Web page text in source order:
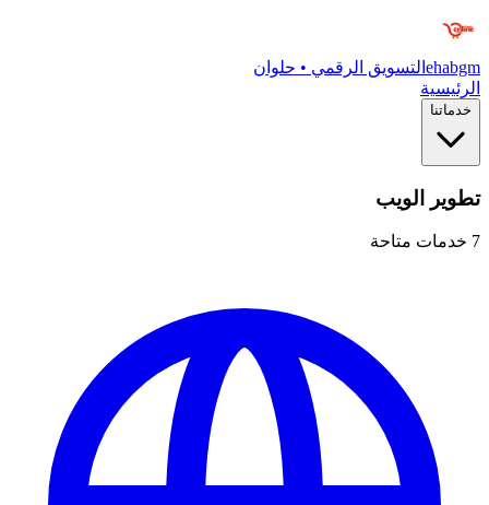
ehabgm التسويق الرقمي • حلوان
الرئيسية
خدماتنا
تطوير الويب
7 خدمات متاحة